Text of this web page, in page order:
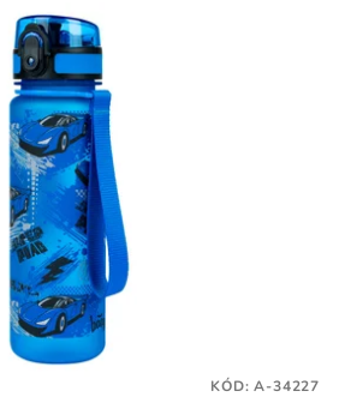
5
hviezdičiek.
KÓD:A-34227